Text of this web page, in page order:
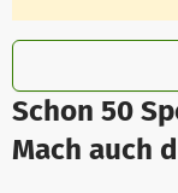
Schon 50
Mach auch